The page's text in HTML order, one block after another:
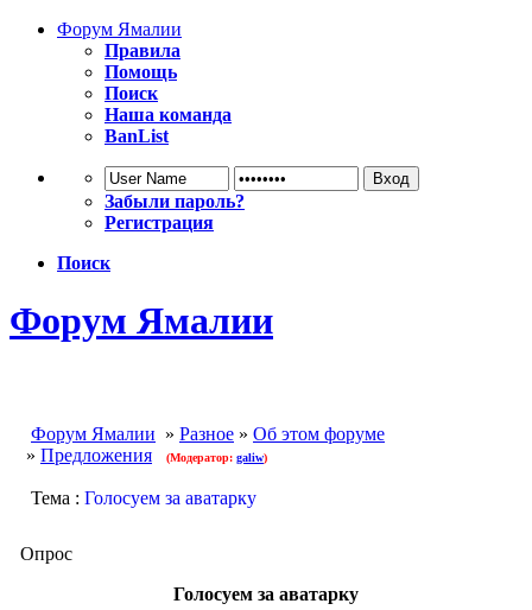
Форум Ямалии
Правила
Помощь
Поиск
Наша команда
BanList
Забыли пароль?
Регистрация
Поиск
Форум Ямалии
Форум Ямалии » Разное » Об этом форуме
» Предложения (Модератор: galiw)
Тема : Голосуем за аватарку
Опрос
Голосуем за аватарку